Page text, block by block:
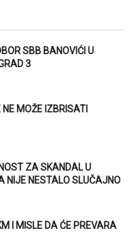
SBB BANOVIĆI U
3
MOŽE IZBRISATI
ZA SKANDAL U
NIJE NESTALO SLUČAJNO
I MISLE DA ĆE PREVARA